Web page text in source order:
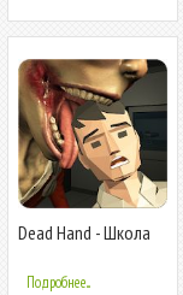
Dead Hand - Школа
Игра Horror Ужас
Подробнее...